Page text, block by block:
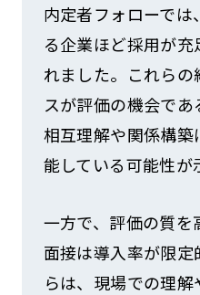
内定者フォローで
る企業ほど採用が
れました。これら
スが評価の機会で
相互理解や関係構
能している可能性が
一方で、評価の質
面接は導入率が限
らは、現場での理